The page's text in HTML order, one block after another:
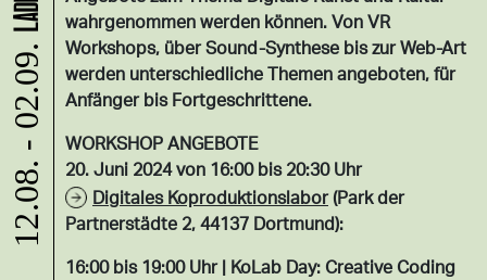
wahrgenommen werden können. Von VR
Workshops, über Sound-Synthese bis zur Web-Art
werden unterschiedliche Themen angeboten, für
Anfänger bis Fortgeschrittene.
WORKSHOP ANGEBOTE
20. Juni 2024 von 16:00 bis 20:30 Uhr
Digitales Koproduktionslabor(Park der
Partnerstädte 2, 44137 Dortmund):
16:00 bis 19:00 Uhr | KoLab Day: Creative Coding
12.08. - 02.09.